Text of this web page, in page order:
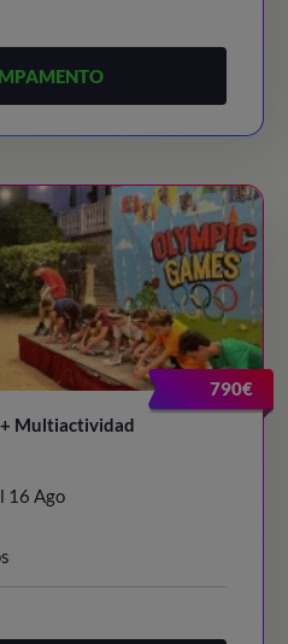
790€
Multiactividad
16 Ago